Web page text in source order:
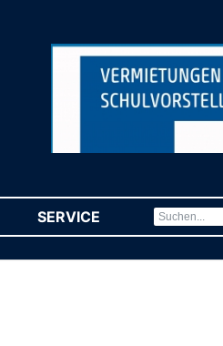
SERVICE (CURRENT)